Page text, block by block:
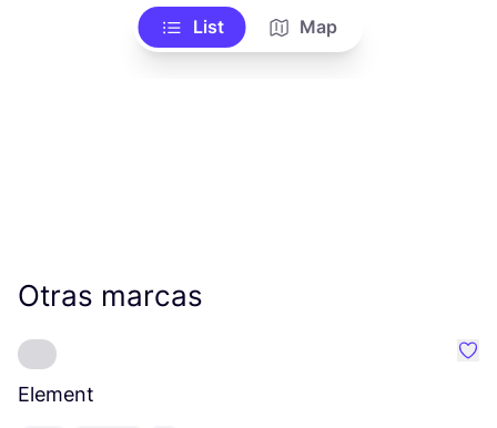
List Map
Otras marcas
Element